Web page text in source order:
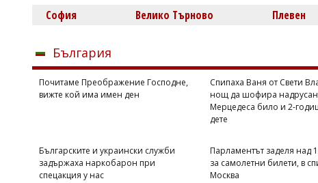
София Велико Търново Плевен
България
Почитаме Преображение Господне,
вижте кой има имен ден
Спипаха Ваня от Свети
нощ да шофира
Мерцедеса било и 2-
дете
Българските и украински служби
задържаха наркобарон при
спецакция у нас
Парламентът заделя над
за самолетни билети, в
Москва